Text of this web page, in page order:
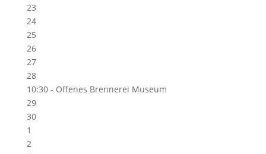
23
24
25
26
27
28
10:30 - Offenes Brennerei Museum
29
30
1
2